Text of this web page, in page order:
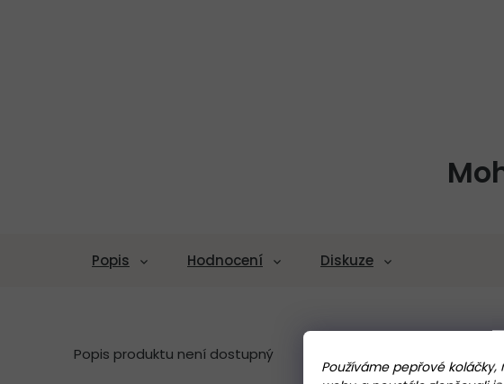
Používáme pepřové
Popis Hodnocení Diskuze
Popis produktu není dostupný